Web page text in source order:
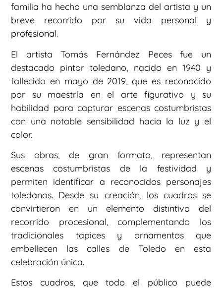
familia ha hecho una semblanza del artista y un
breve recorrido por su vida personal y
profesional.
El artista Tomás Fernández Peces fue un
destacado pintor toledano, nacido en 1940 y
fallecido en mayo de 2019, que es reconocido
por su maestría en el arte figurativo y su
habilidad para capturar escenas costumbristas
con una notable sensibilidad hacia la luz y el
color.
Sus obras, de gran formato, representan
escenas costumbristas de la festividad y
permiten identificar a reconocidos personajes
toledanos. Desde su creación, los cuadros se
convirtieron en un elemento distintivo del
recorrido procesional, complementando los
tradicionales tapices y ornamentos que
embellecen las calles de Toledo en esta
celebración única.
Estos cuadros, que todo el público puede